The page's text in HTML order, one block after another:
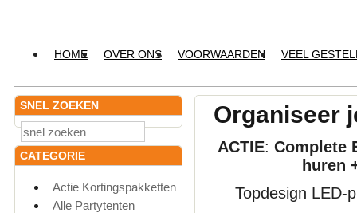
HOME OVER ONS VOORWAARDEN VEEL
SNEL ZOEKEN
CATEGORIE
Actie Kortingspakketten
Alle Partytenten
Organiseer
ACTIE: Complete
huren
Topdesign LED-